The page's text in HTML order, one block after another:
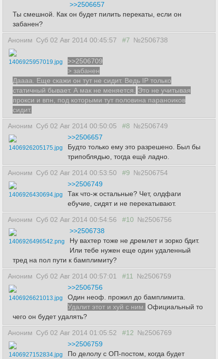
>>2506657
Ты смешной. Как он будет пилить перекаты, если он
забанен?
Аноним Суб 02 Авг 2014 00:45:57 #7 №2506738
1406925957019.jpg
>>2506709
> забанен
Даааа. Еще скажи он тут не сидит. Ведь IP только
статичный бывает. А мак не меняется.
Это не учитывая
прокси и впн, под которыми тут половина параноиков
сидит.
Аноним Суб 02 Авг 2014 00:50:05 #8 №2506749
1406926205175.jpg
>>2506657
Будто только ему это разрешено. Был бы
трипоблядью, тогда ещё ладно.
Аноним Суб 02 Авг 2014 00:53:50 #9 №2506754
1406926430694.jpg
>>2506749
Так что-ж остальные? Чет, олдфаги
ебучие, сидят и не перекатывают.
Аноним Суб 02 Авг 2014 00:54:56 #10 №2506756
1406926496542.png
>>2506738
Ну вахтер тоже не дремлет и зорко бдит.
Или тебе нужен еще один удаленный
тред на пол пути к бамплимиту?
Аноним Суб 02 Авг 2014 00:57:01 #11 №2506759
1406926621013.jpg
>>2506756
Один неоф. прожил до бамплимита.
Удалит этот и хуй с ним. Официальный то
чего он будет удалять?
Аноним Суб 02 Авг 2014 01:05:52 #12 №2506769
1406927152834.jpg
>>2506759
По делолу с ОП-постом, когда будет